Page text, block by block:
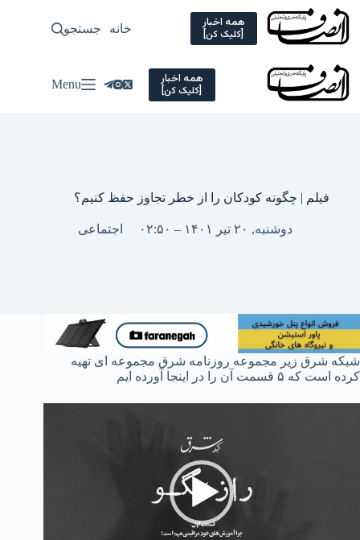
Skip
content
همه اخبار
[کلیک کن] خانه سیاسی
جستجو
همه اخبار
[کلیک کن] Menu
فیلم | چگونه کودکان را از خطر تجاوز حفظ کنیم؟
دوشنبه, ۲۰ تیر ۱۴۰۱ – ۰۲:۵۰ اجتماعی
شبکه شرق زیر مجموعه روزنامه شرق مجموعه ای تهیه
کرده است که ۵ قسمت آن را در اینجا آورده ایم